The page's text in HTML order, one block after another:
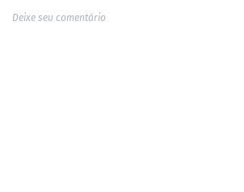
Deixe seu comentário